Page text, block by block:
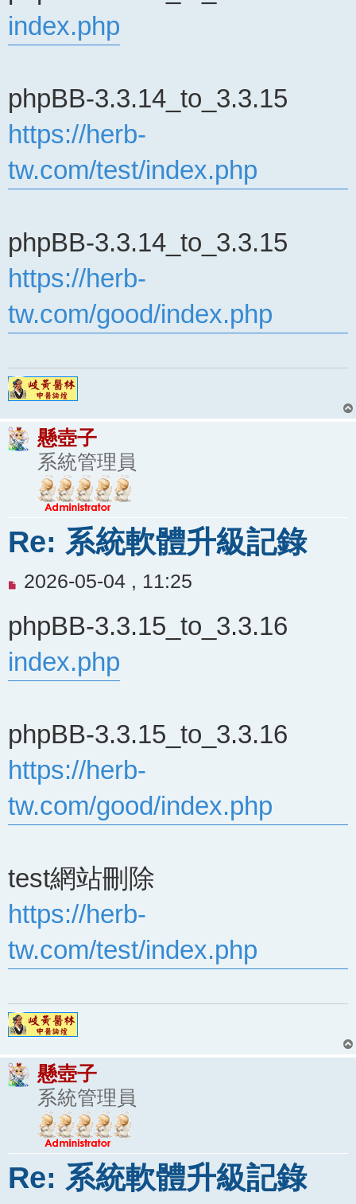
文
章
index.php
phpBB-3.3.14_to_3.3.15
https://herb-
tw.com/test/index.php
phpBB-3.3.14_to_3.3.15
https://herb-
tw.com/good/index.php
懸壺子
系統管理員
Re: 系統軟體升級記錄
未
讀
文
章
2026-05-04 , 11:25
phpBB-3.3.15_to_3.3.16
index.php
phpBB-3.3.15_to_3.3.16
https://herb-
tw.com/good/index.php
test網站刪除
https://herb-
tw.com/test/index.php
懸壺子
系統管理員
Re: 系統軟體升級記錄